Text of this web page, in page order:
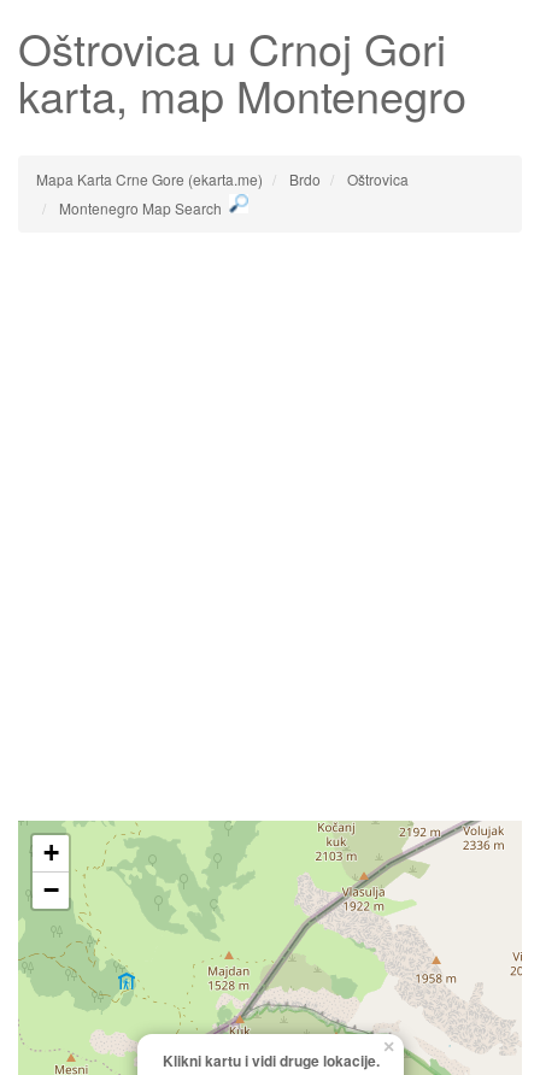
Oštrovica u Crnoj Gori
karta, map Montenegro
Mapa Karta Crne Gore (ekarta.me) Brdo
Oštrovica
Montenegro Map Search
Klikni kartu i vidi druge lokacije.
×
+
−